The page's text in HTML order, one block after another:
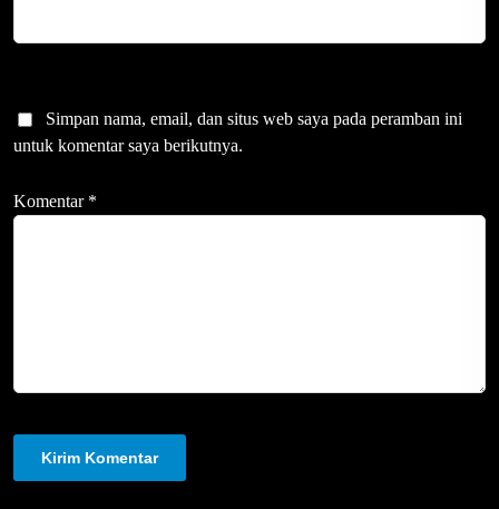
Simpan nama, email, dan situs web saya pada peramban ini
untuk komentar saya berikutnya.
Komentar *